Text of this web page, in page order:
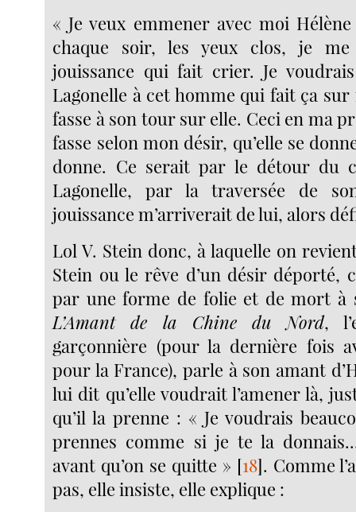
« Je veux emmener avec moi
chaque soir, les yeux clos, je
jouissance qui fait crier. Je
Lagonelle à cet homme qui fait ça
fasse à son tour sur elle. Ceci en ma
fasse selon mon désir, qu’elle se
donne. Ce serait par le détour du
Lagonelle, par la traversée de
jouissance m’arriverait de lui, alors
Lol V. Stein donc, à laquelle on
Stein ou le rêve d’un désir déporté,
par une forme de folie et de mort à
L’Amant de la Chine du Nord,
garçonnière (pour la dernière fois
pour la France), parle à son amant
lui dit qu’elle voudrait l’amener là,
qu’il la prenne : « Je voudrais
prennes comme si je te la
avant qu’on se quitte » [18]. Comme
pas, elle insiste, elle explique :